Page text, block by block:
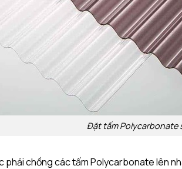
Đặt tấm Polycarbonate
phải chồng các tấm Polycarbonate lên